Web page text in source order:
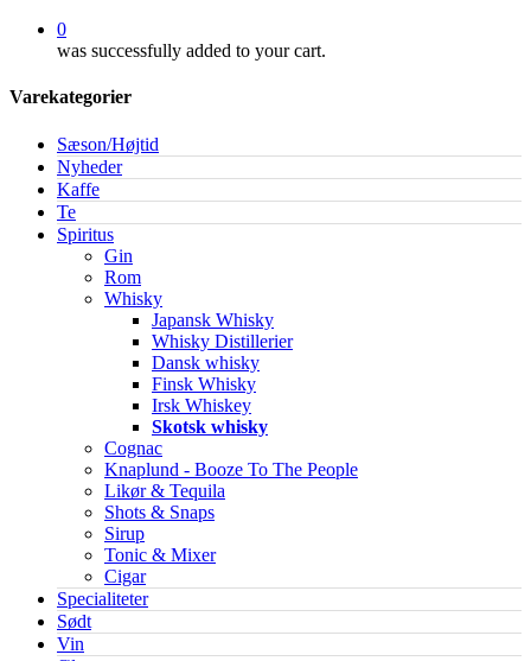
0
was successfully added to your cart.
Varekategorier
Sæson/Højtid
Nyheder
Kaffe
Te
Spiritus
Gin
Rom
Whisky
Japansk Whisky
Whisky Distillerier
Dansk whisky
Finsk Whisky
Irsk Whiskey
Skotsk whisky
Cognac
Knaplund - Booze To The People
Likør & Tequila
Shots & Snaps
Sirup
Tonic & Mixer
Cigar
Specialiteter
Sødt
Vin